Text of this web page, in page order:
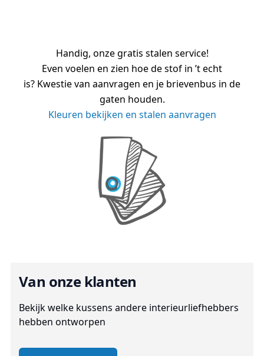
Handig, onze gratis stalen service!
Even voelen en zien hoe de stof in ’t echt
is? Kwestie van aanvragen en je brievenbus in de
gaten houden.
Kleuren bekijken en stalen aanvragen
Van onze klanten
Bekijk welke kussens andere interieurliefhebbers
hebben ontworpen